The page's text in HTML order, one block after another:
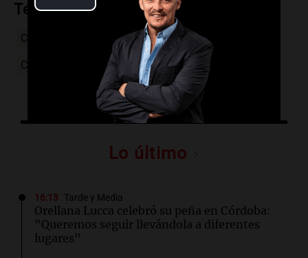
Temas
Córdoba taxistas regulación
Chacra de la Merced
Lo último
16:13 Tarde y Media
Orellana Lucca celebró su peña en Córdoba:
"Queremos seguir llevándola a diferentes
lugares"